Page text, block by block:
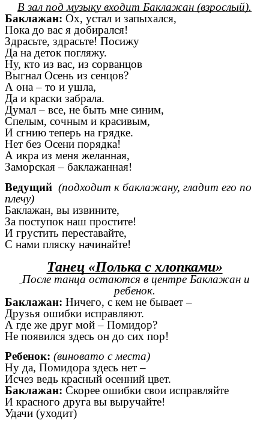
В зал под музыку входит Баклажан (взрослый).
Баклажан: Ох, устал и запыхался,
Пока до вас я добирался!
Здрасьте, здрасьте! Посижу
Да на деток погляжу.
Ну, кто из вас, из сорванцов
Выгнал Осень из сенцов?
А она – то и ушла,
Да и краски забрала.
Думал – все, не быть мне синим,
Спелым, сочным и красивым,
И сгнию теперь на грядке.
Нет без Осени порядка!
А икра из меня желанная,
Заморская – баклажанная!
Ведущий (подходит к баклажану, гладит его по
плечу)
Баклажан, вы извините,
За поступок наш простите!
И грустить переставайте,
С нами пляску начинайте!
Танец «Полька с хлопками»
После танца остаются в центре Баклажан и
ребенок.
Баклажан: Ничего, с кем не бывает –
Друзья ошибки исправляют.
А где же друг мой – Помидор?
Не появился здесь он до сих пор!
Ребенок: (виновато с места)
Ну да, Помидора здесь нет –
Исчез ведь красный осенний цвет.
Баклажан: Скорее ошибки свои исправляйте
И красного друга вы выручайте!
Удачи (уходит)